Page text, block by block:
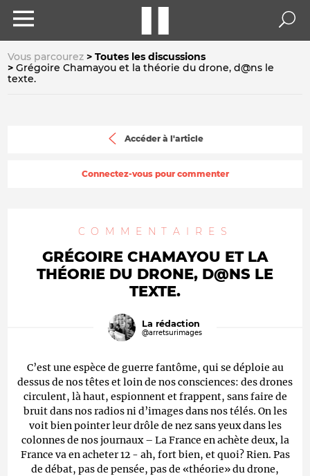
Vous parcourez
Toutes les discussions
Grégoire Chamayou et la théorie du drone, d@ns le
texte.
Accéder à l'article
Connectez-vous pour commenter
COMMENTAIRES
GRÉGOIRE CHAMAYOU ET LA
THÉORIE DU DRONE, D@NS LE
TEXTE.
La rédaction
@arretsurimages
C’est une espèce de guerre fantôme, qui se déploie au
dessus de nos têtes et loin de nos consciences: des drones
circulent, là haut, espionnent et frappent, sans faire de
bruit dans nos radios ni d’images dans nos télés. On les
voit bien pointer leur drôle de nez sans yeux dans les
colonnes de nos journaux – La France en achète deux, la
France va en acheter 12 - ah, fort bien, et quoi? Rien. Pas
de débat, pas de pensée, pas de «théorie» du drone,